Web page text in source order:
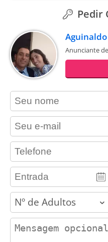
Pedir
Aguinaldo
Anunciante
contact_name
contact_email
contact_phone
adults
contact_message